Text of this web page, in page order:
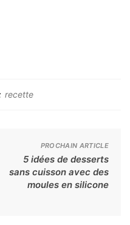
recette
PROCHAIN ARTICLE
5 idées de desserts
sans cuisson avec des
moules en silicone